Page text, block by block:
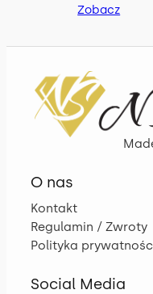
Zobacz
O nas
Kontakt
Regulamin / Zwroty
Polityka
Social Media